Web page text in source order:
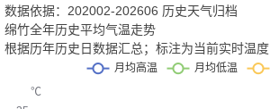
数据依据：202002-202606 历史天气归档
绵竹全年历史平均气温走势
根据历年历史日数据汇总；标注为当前实时温度